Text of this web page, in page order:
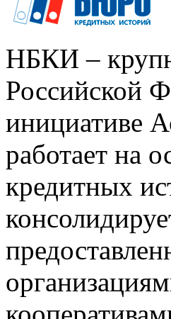
НБКИ –
Российской
инициативе
работает на
кредитных